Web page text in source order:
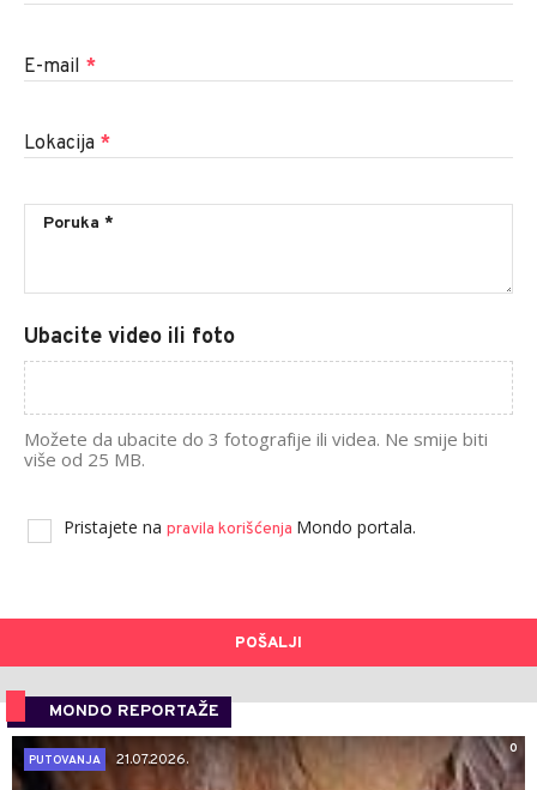
E-mail *
Lokacija *
Ubacite video ili foto
Možete da ubacite do 3 fotografije ili videa. Ne smije biti
više od 25 MB.
Pristajete na pravila korišćenja Mondo portala.
POŠALJI
MONDO REPORTAŽE
0
PUTOVANJA
21.07.2026.